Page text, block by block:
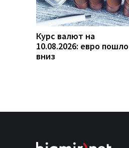
Курс валют на
10.08.2026: евро пошло
вниз